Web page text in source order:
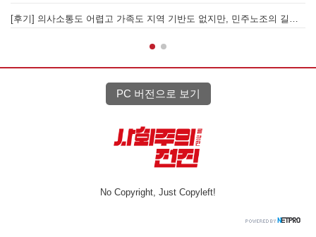
[후기] 의사소통도 어렵고 가족도 지역 기반도 없지만, 민주노조의 길이 옳기에 투쟁하는 이주노동자 [발언] 노동절, 우
PC 버전으로 보기
No Copyright, Just Copyleft!